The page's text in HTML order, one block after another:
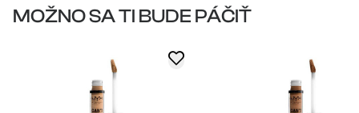
MOŽNO SA TI BUDE PÁČIŤ